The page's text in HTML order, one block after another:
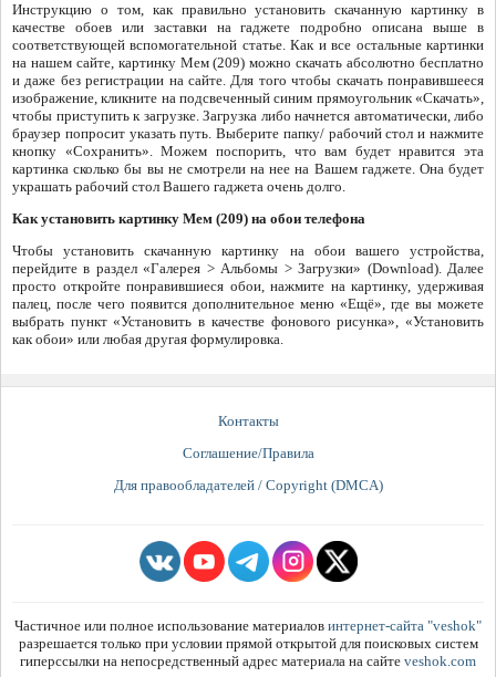
Инструкцию о том, как правильно установить скачанную картинку в
качестве обоев или заставки на гаджете подробно описана выше в
соответствующей вспомогательной статье. Как и все остальные картинки
на нашем сайте, картинку Мем (209) можно скачать абсолютно бесплатно
и даже без регистрации на сайте. Для того чтобы скачать понравившееся
изображение, кликните на подсвеченный синим прямоугольник «Скачать»,
чтобы приступить к загрузке. Загрузка либо начнется автоматически, либо
браузер попросит указать путь. Выберите папку/ рабочий стол и нажмите
кнопку «Сохранить». Можем поспорить, что вам будет нравится эта
картинка сколько бы вы не смотрели на нее на Вашем гаджете. Она будет
украшать рабочий стол Вашего гаджета очень долго.
Как установить картинку Мем (209) на обои телефона
Чтобы установить скачанную картинку на обои вашего устройства,
перейдите в раздел «Галерея > Альбомы > Загрузки» (Download). Далее
просто откройте понравившиеся обои, нажмите на картинку, удерживая
палец, после чего появится дополнительное меню «Ещё», где вы можете
выбрать пункт «Установить в качестве фонового рисунка», «Установить
как обои» или любая другая формулировка.
Контакты
Соглашение/Правила
Для правообладателей / Copyright (DMCA)
Частичное или полное использование материалов интернет-сайта "veshok"
разрешается только при условии прямой открытой для поисковых систем
гиперссылки на непосредственный адрес материала на сайте veshok.com